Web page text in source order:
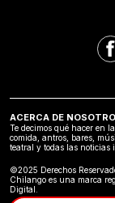
ACERCA DE
Te decimos qué hacer en
comida, antros, bares,
teatral y todas las noticias
©2025 Derechos
Chilango es una marca
Digital.